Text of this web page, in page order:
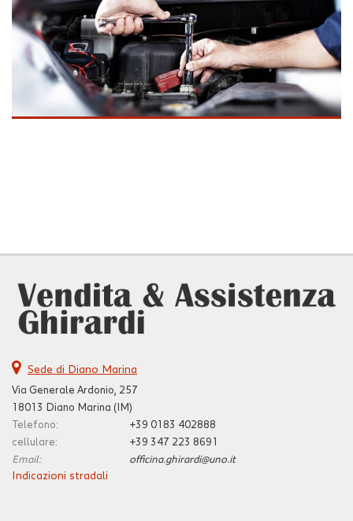
Sede di Diano Marina
Via Generale Ardonio, 257
18013 Diano Marina (IM)
Telefono:
+39 0183 402888
cellulare:
+39 347 223 8691
Email:
officina.ghirardi@uno.it
Indicazioni stradali